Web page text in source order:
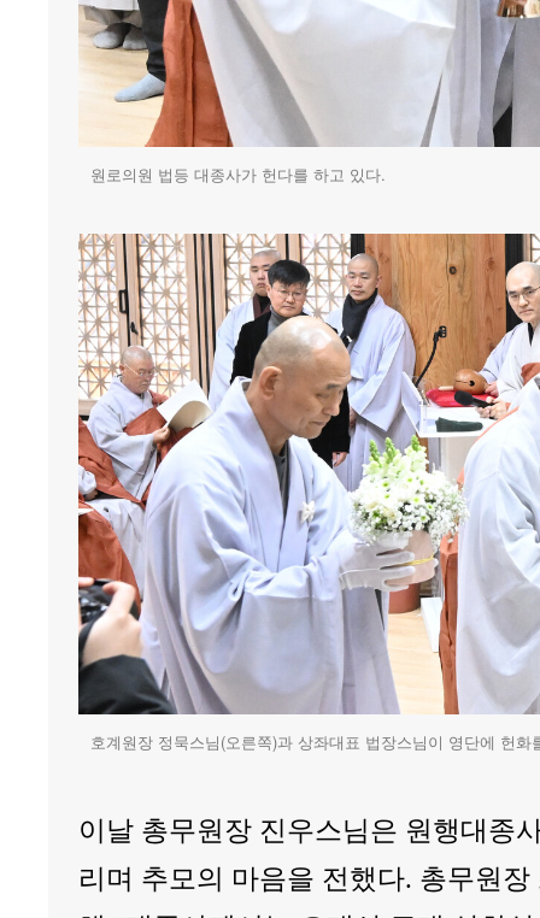
원로의원 법등 대종사가 헌다를 하고 있다.
호계원장 정묵스님(오른쪽)과 상좌대표 법장스님이 영단에 헌화
이날 총무원장 진우스님은 원행대종
리며 추모의 마음을 전했다. 총무원